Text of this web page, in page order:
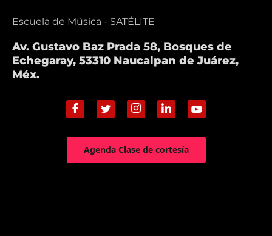
Escuela de Música - SATÉLITE
Av. Gustavo Baz Prada 58, Bosques de
Echegaray, 53310 Naucalpan de Juárez,
Méx.
Agenda Clase de cortesía